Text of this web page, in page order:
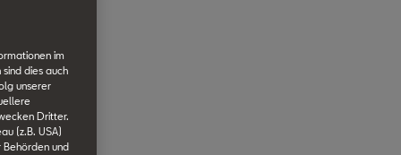
im
dies auch
unserer
Dritter.
(z.B. USA)
und